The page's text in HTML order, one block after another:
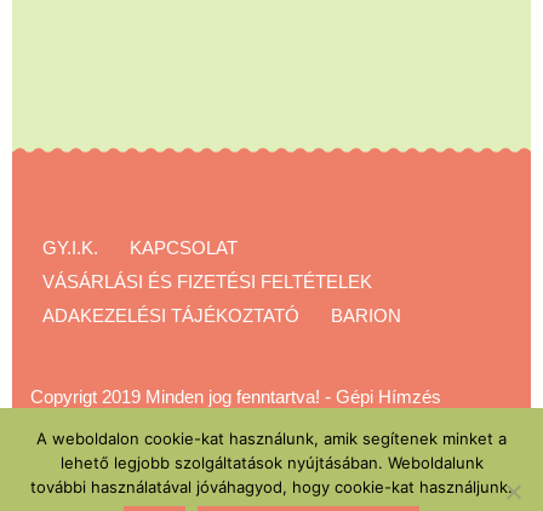
GY.I.K.
KAPCSOLAT
VÁSÁRLÁSI ÉS FIZETÉSI FELTÉTELEK
ADAKEZELÉSI TÁJÉKOZTATÓ
BARION
Copyrigt 2019 Minden jog fenntartva! - Gépi Hímzés
A weboldalon cookie-kat használunk, amik segítenek minket a
lehető legjobb szolgáltatások nyújtásában. Weboldalunk
további használatával jóváhagyod, hogy cookie-kat használjunk.